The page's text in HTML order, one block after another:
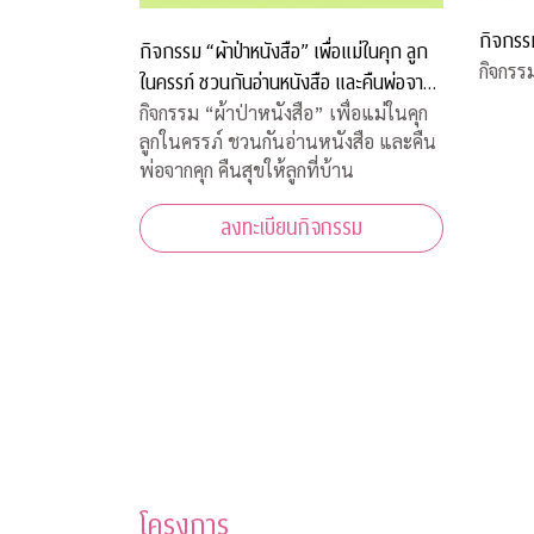
กิจกรรม “ผ้าป่าหนังสือ” เพื่อแม่ในคุก ลูก
ในครรภ์ ชวนกันอ่านหนังสือ และคืนพ่อจาก
คุก คืนสุขให้ลูกที่บ้าน
กิจกรรม “ผ้าป่าหนังสือ” เพื่อแม่ในคุก
ลูกในครรภ์ ชวนกันอ่านหนังสือ และคืน
พ่อจากคุก คืนสุขให้ลูกที่บ้าน
ลงทะเบียนกิจกรรม
กิจกร
กิจกรร